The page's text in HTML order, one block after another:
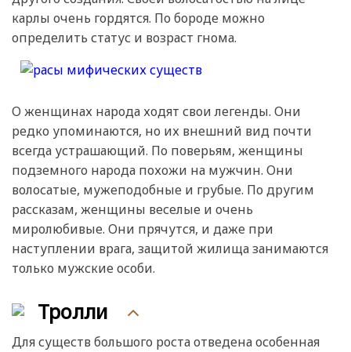
карлы очень гордятся. По бороде можно
определить статус и возраст гнома.
О женщинах народа ходят свои легенды. Они
редко упоминаются, но их внешний вид почти
всегда устрашающий. По поверьям, женщины
подземного народа похожи на мужчин. Они
волосатые, мужеподобные и грубые. По другим
рассказам, женщины веселые и очень
миролюбивые. Они прячутся, и даже при
наступлении врага, защитой жилища занимаются
только мужские особи.
Тролли
Для существ большого роста отведена особенная